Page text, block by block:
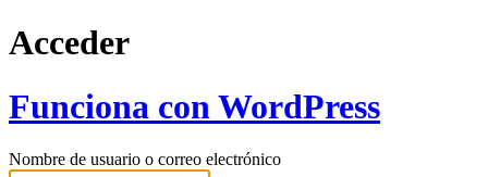
Acceder
Funciona con WordPress
Nombre de usuario o correo electrónico